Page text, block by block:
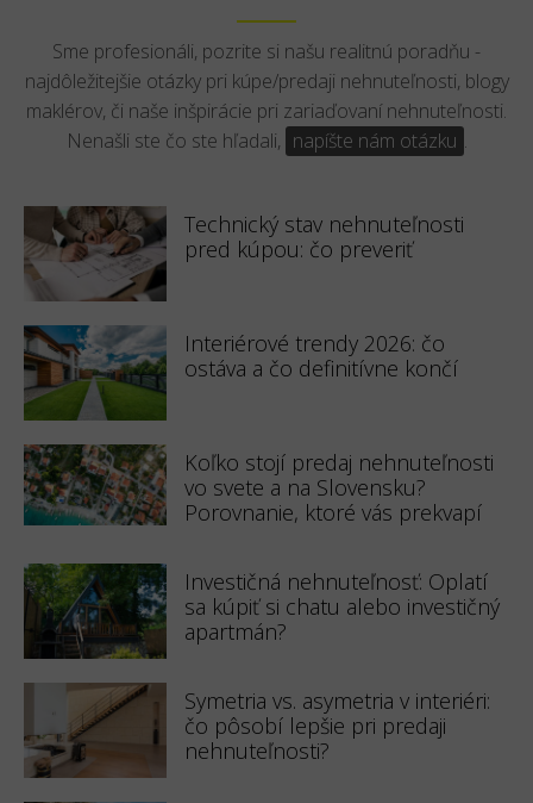
Sme profesionáli, pozrite si našu realitnú poradňu -
najdôležitejšie otázky pri kúpe/predaji nehnuteľnosti, blogy
maklérov, či naše inšpirácie pri zariaďovaní nehnuteľnosti.
Nenašli ste čo ste hľadali, napíšte nám otázku .
Technický stav nehnuteľnosti
pred kúpou: čo preveriť
Interiérové trendy 2026: čo
ostáva a čo definitívne končí
Koľko stojí predaj nehnuteľnosti
vo svete a na Slovensku?
Porovnanie, ktoré vás prekvapí
Investičná nehnuteľnosť: Oplatí
sa kúpiť si chatu alebo investičný
apartmán?
Symetria vs. asymetria v interiéri:
čo pôsobí lepšie pri predaji
nehnuteľnosti?